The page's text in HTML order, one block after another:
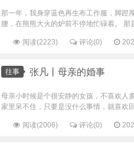
那一年，我身穿蓝色再生布工作服，脚蹬
腰，在熊熊大火的炉前不停地忙碌着。
阅读(2223) 评论(0)
往事 张凡丨母亲的婚事
母亲小时候是个很安静的女孩，不喜欢人
家里呆不住，只要是没什么事情，就喜欢
阅读(2006) 评论(0)